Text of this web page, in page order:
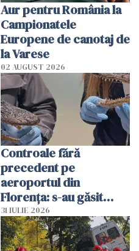
Aur pentru România la
Campionatele
Europene de canotaj de
la Varese
02 AUGUST 2026
Controale fără
precedent pe
aeroportul din
Florența: s-au găsit
capete de aligator și o
sumă imensă de bani
31 IULIE 2026